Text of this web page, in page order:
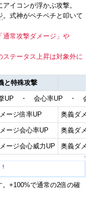
イコンが浮かぶ攻撃。
。式神がペチペチと叩いて
通常攻撃ダメージ」や
ステータス上昇は対象外に
と特殊攻撃
UP ・ 会心率UP ・ 会
ージ倍率UP 奥義ダメ
ージ会心率UP 奥義ダメ
ージ会心威力UP 奥義ダメ
↑
†
+100%で通常の2倍の確